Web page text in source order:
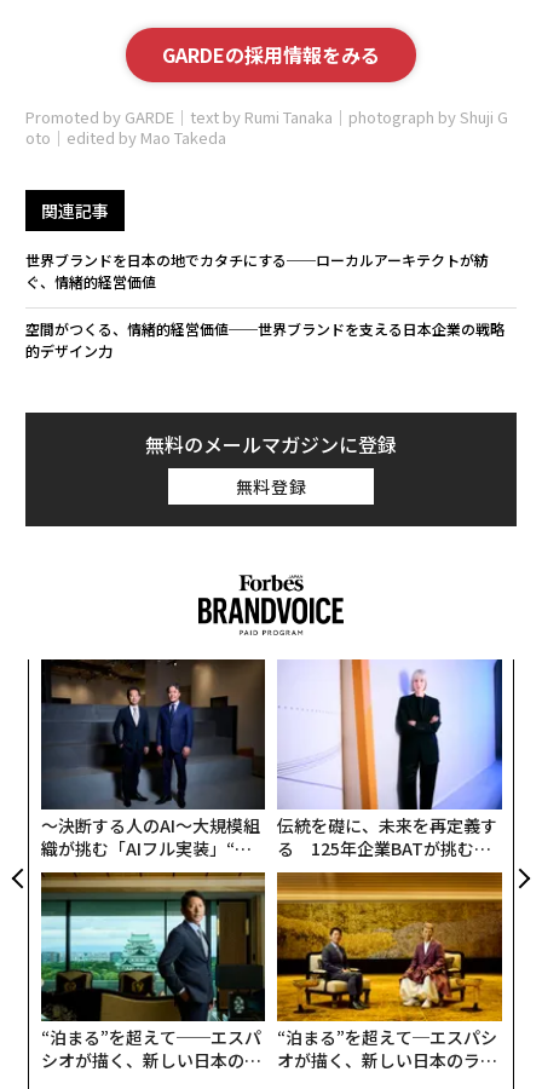
GARDEの採用情報をみる
Promoted by GARDE｜text by Rumi Tanaka｜photograph by Shuji G
oto｜edited by Mao Takeda
関連記事
世界ブランドを日本の地でカタチにする──ローカルアーキテクトが紡
ぐ、情緒的経営価値
空間がつくる、情緒的経営価値──世界ブランドを支える日本企業の戦略
的デザイン力
無料のメールマガジンに登録
無料登録
〜決断する人のAI〜大規模組
織が挑む「AIフル実装」“使
う”企業から“動く”企業へ【N
TTドコモビジネス×PwC】
伝統を礎に、未来を再定義す
る 125年企業BATが挑むス
モークレスな未来
“泊まる”を超えて──エスパ
シオが描く、新しい日本のラ
“泊まる”を超えて─エスパシ
オが描く、新しい日本のラグ